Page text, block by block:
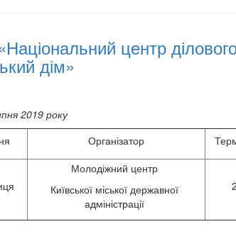
центр
дім»
2019 року
Організатор
Молодіжний центр
Київської міської державної
адміністрації